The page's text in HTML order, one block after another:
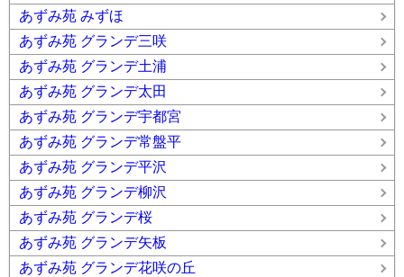
あずみ苑 みずほ
あずみ苑 グランデ三咲
あずみ苑 グランデ土浦
あずみ苑 グランデ太田
あずみ苑 グランデ宇都宮
あずみ苑 グランデ常盤平
あずみ苑 グランデ平沢
あずみ苑 グランデ柳沢
あずみ苑 グランデ桜
あずみ苑 グランデ矢板
あずみ苑 グランデ花咲の丘